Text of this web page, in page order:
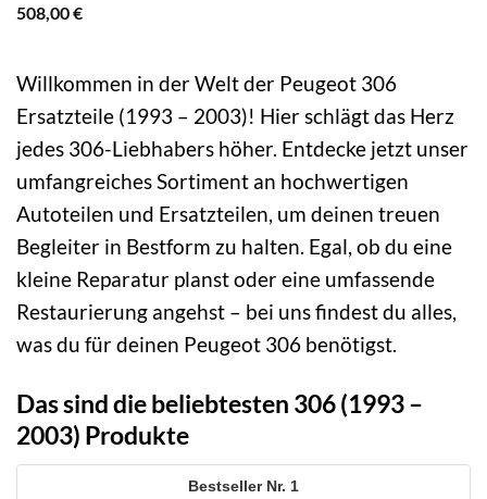
508,00€
Willkommen in der Welt der Peugeot 306
Ersatzteile (1993 – 2003)! Hier schlägt das Herz
jedes 306-Liebhabers höher. Entdecke jetzt unser
umfangreiches Sortiment an hochwertigen
Autoteilen und Ersatzteilen, um deinen treuen
Begleiter in Bestform zu halten. Egal, ob du eine
kleine Reparatur planst oder eine umfassende
Restaurierung angehst – bei uns findest du alles,
was du für deinen Peugeot 306 benötigst.
Das sind die beliebtesten 306 (1993 –
2003) Produkte
1